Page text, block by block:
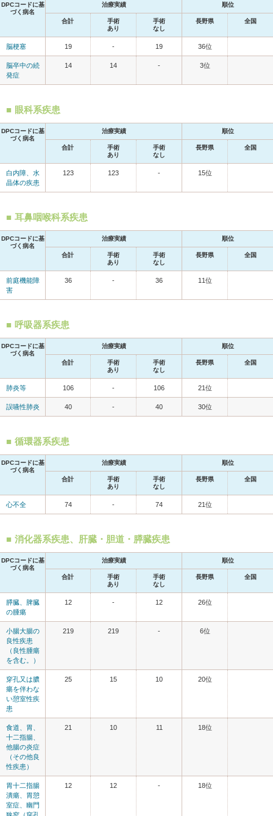
DPCコードに基
づく病名
治療実績 順位
合計
手術
あり
手術
なし
長野県 全国
脳梗塞 19 - 19 36位
脳卒中の続
発症
14 14 - 3位
眼科系疾患
DPCコードに基
づく病名
治療実績 順位
合計
手術
あり
手術
なし
長野県 全国
白内障、水
晶体の疾患
123 123 - 15位
耳鼻咽喉科系疾患
DPCコードに基
づく病名
治療実績 順位
合計
手術
あり
手術
なし
長野県 全国
前庭機能障
害
36 - 36 11位
呼吸器系疾患
DPCコードに基
づく病名
治療実績 順位
合計
手術
あり
手術
なし
長野県 全国
肺炎等 106 - 106 21位
誤嚥性肺炎 40 - 40 30位
循環器系疾患
DPCコードに基
づく病名
治療実績 順位
合計
手術
あり
手術
なし
長野県 全国
心不全 74 - 74 21位
消化器系疾患、肝臓・胆道・膵臓疾患
DPCコードに基
づく病名
治療実績 順位
合計
手術
あり
手術
なし
長野県 全国
膵臓、脾臓
の腫瘍
12 - 12 26位
小腸大腸の
良性疾患
（良性腫瘍
を含む。）
219 219 - 6位
穿孔又は膿
瘍を伴わな
い憩室性疾
患
25 15 10 20位
食道、胃、
十二指腸、
他腸の炎症
（その他良
性疾患）
21 10 11 18位
胃十二指腸
潰瘍、胃憩
室症、幽門
12 12 - 18位